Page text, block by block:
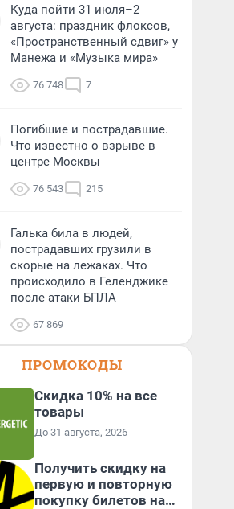
Куда пойти 31 июля–2
августа: праздник флоксов,
«Пространственный сдвиг» у
Манежа и «Музыка мира»
76 748 7
Погибшие и пострадавшие.
Что известно о взрыве в
центре Москвы
76 543 215
Галька била в людей,
пострадавших грузили в
скорые на лежаках. Что
происходило в Геленджике
после атаки БПЛА
67 869
ПРОМОКОДЫ
Скидка 10% на все
товары
До 31 августа, 2026
Получить скидку на
первую и повторную
покупку билетов на